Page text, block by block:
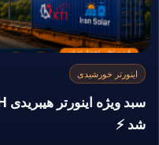
اینورتر خورشیدی
شد ⚡